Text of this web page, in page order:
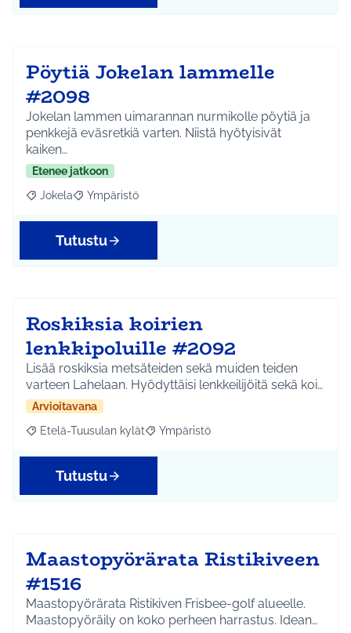
Pöytiä Jokelan lammelle
#2098
Jokelan lammen uimarannan nurmikolle pöytiä ja
penkkejä eväsretkiä varten. Niistä hyötyisivät
kaiken…
Etenee jatkoon
Rajaa tulokset aihepiirin mukaan: Jokela
Jokela Rajaa tulokset teeman mukaan: Ympäristö
Ympäristö
Tutustu
Roskiksia koirien
lenkkipoluille #2092
Lisää roskiksia metsäteiden sekä muiden teiden
varteen Lahelaan. Hyödyttäisi lenkkeilijöitä sekä koi…
Arvioitavana
Rajaa tulokset aihepiirin mukaan: Etelä-Tuusulan kylät
Etelä-Tuusulan kylät Rajaa tulokset teeman mukaan:
Ympäristö
Tutustu
Maastopyörärata Ristikiveen
#1516
Maastopyörärata Ristikiven Frisbee-golf alueelle.
Maastopyöräily on koko perheen harrastus. Idean…